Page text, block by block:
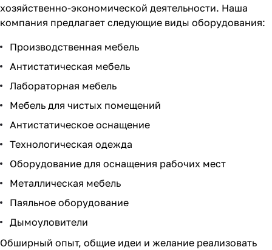
хозяйственно-экономической деятельности. Наша
компания предлагает следующие виды оборудования:
Производственная мебель
Антистатическая мебель
Лабораторная мебель
Мебель для чистых помещений
Антистатическое оснащение
Технологическая одежда
Оборудование для оснащения рабочих мест
Металлическая мебель
Паяльное оборудование
Дымоуловители
Обширный опыт, общие идеи и желание реализовать